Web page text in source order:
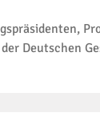
Deutschen